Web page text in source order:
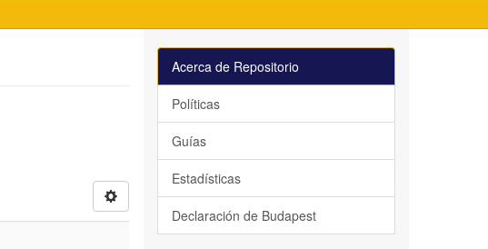
Acerca de Repositorio
Políticas
Guías
Estadísticas
Declaración de Budapest